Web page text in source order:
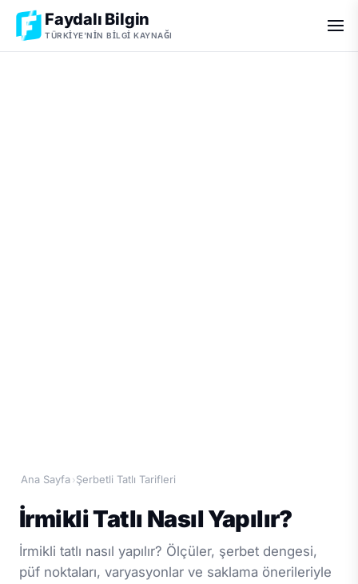
Faydalı Bilgin
TÜRKIYE'NIN BILGI KAYNAĞI
Ana Sayfa ›Şerbetli Tatlı Tarifleri
İrmikli Tatlı Nasıl Yapılır?
İrmikli tatlı nasıl yapılır? Ölçüler, şerbet dengesi,
püf noktaları, varyasyonlar ve saklama önerileriyle